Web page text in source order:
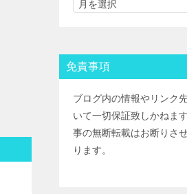
ＳＭＢＣ日興証券
岡三証券IPOﾙｰﾙ
ＧＭＯクリック証券
チ・エス証券) IPOﾙｰﾙ
アイザワ証券IPOﾙｰﾙ
むさし証券IPOﾙｰﾙ
マネックス証券
免責事項
ブログ内の情報やリンク
いて一切保証致しかねま
事の無断転載はお断りさ
ります。